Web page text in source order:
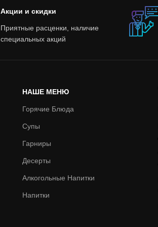
Акции и скидки
Приятные расценки, наличие
специальных акций
НАШЕ МЕНЮ
Горячие Блюда
Супы
Гарниры
Десерты
Алкогольные Напитки
Напитки